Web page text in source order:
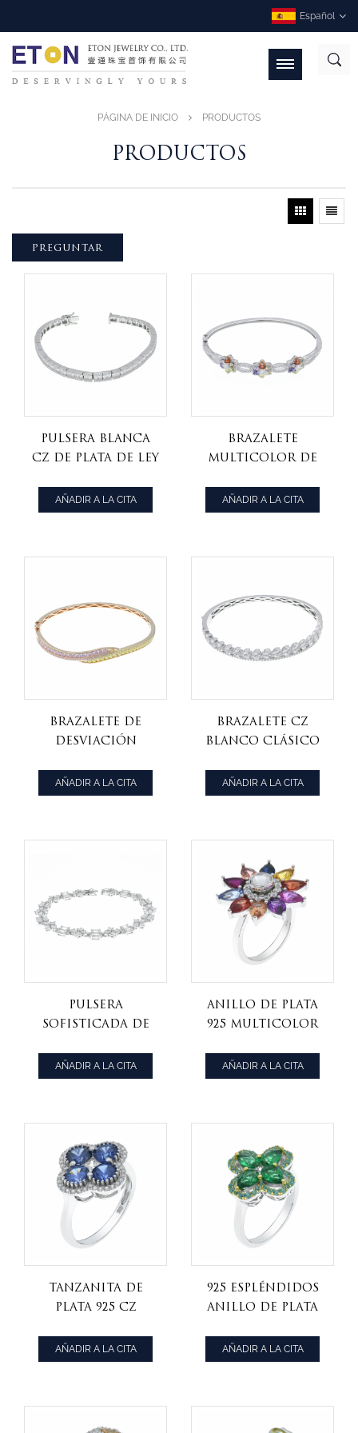
Español
PÁGINA DE INICIO PRODUCTOS
PRODUCTOS
PREGUNTAR
Pulsera blanca
cz de plata de ley
AÑADIR A LA CITA
Brazalete
multicolor de
plata esterlina
925
AÑADIR A LA CITA
Brazalete de
desviación
plata esterlina
925
AÑADIR A LA CITA
Brazalete cz
blanco clásico
esterlina 925
AÑADIR A LA CITA
Pulsera
sofisticada de
AÑADIR A LA CITA
Anillo de plata
925 multicolor
AÑADIR A LA CITA
Tanzanita de
plata 925 cz
de cuatro hojas
AÑADIR A LA CITA
925 espléndidos
anillo de plata
cuatro hojas
AÑADIR A LA CITA